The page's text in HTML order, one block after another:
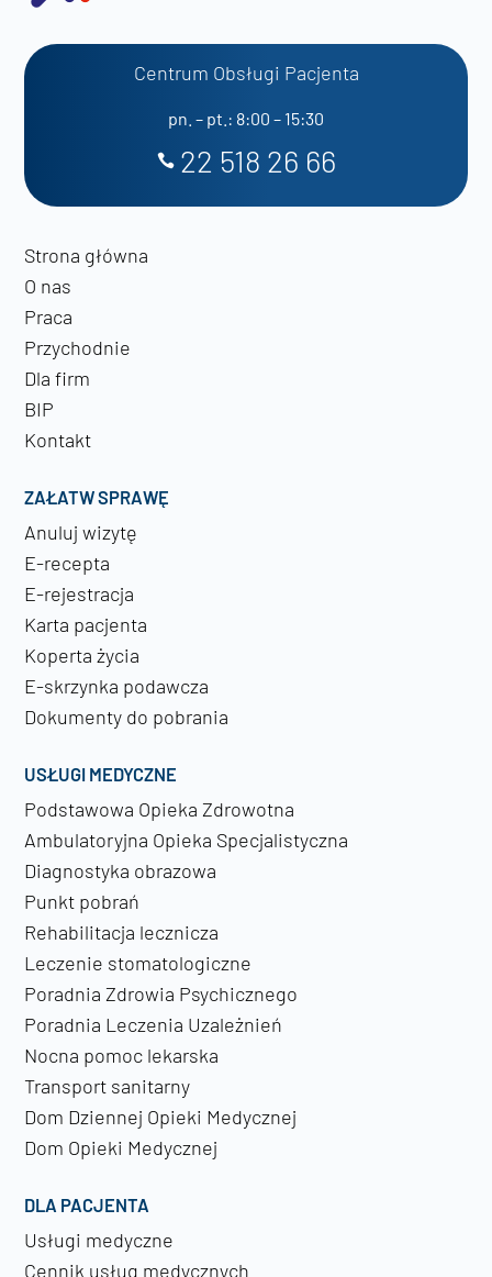
Centrum Obsługi Pacjenta
pn. – pt.: 8:00 – 15:30
22 518 26 66
Strona główna
O nas
Praca
Przychodnie
Dla firm
BIP
Kontakt
ZAŁATW SPRAWĘ
Anuluj wizytę
E-recepta
E-rejestracja
Karta pacjenta
Koperta życia
E-skrzynka podawcza
Dokumenty do pobrania
USŁUGI MEDYCZNE
Podstawowa Opieka Zdrowotna
Ambulatoryjna Opieka Specjalistyczna
Diagnostyka obrazowa
Punkt pobrań
Rehabilitacja lecznicza
Leczenie stomatologiczne
Poradnia Zdrowia Psychicznego
Poradnia Leczenia Uzależnień
Nocna pomoc lekarska
Transport sanitarny
Dom Dziennej Opieki Medycznej
Dom Opieki Medycznej
DLA PACJENTA
Usługi medyczne
Cennik usług medycznych